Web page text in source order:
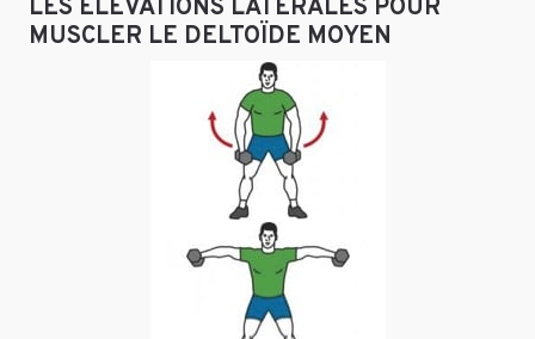
LES ÉLÉVATIONS LATÉRALES POUR
MUSCLER LE DELTOÏDE MOYEN